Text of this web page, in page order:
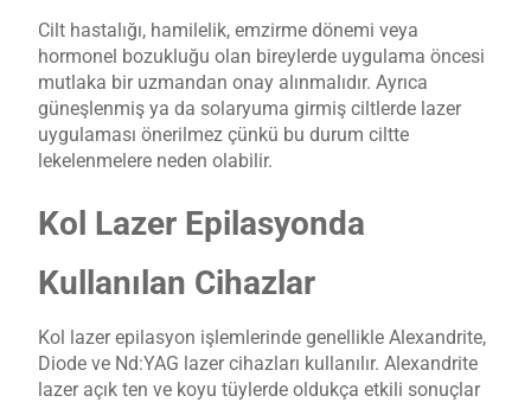
Cilt hastalığı, hamilelik, emzirme dönemi veya
hormonel bozukluğu olan bireylerde uygulama öncesi
mutlaka bir uzmandan onay alınmalıdır. Ayrıca
güneşlenmiş ya da solaryuma girmiş ciltlerde lazer
uygulaması önerilmez çünkü bu durum ciltte
lekelenmelere neden olabilir.
Kol Lazer Epilasyonda
Kullanılan Cihazlar
Kol lazer epilasyon işlemlerinde genellikle Alexandrite,
Diode ve Nd:YAG lazer cihazları kullanılır. Alexandrite
lazer açık ten ve koyu tüylerde oldukça etkili sonuçlar